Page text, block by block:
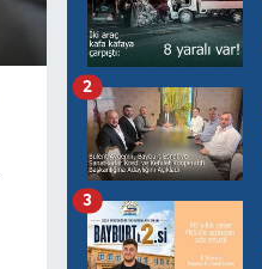
2
3